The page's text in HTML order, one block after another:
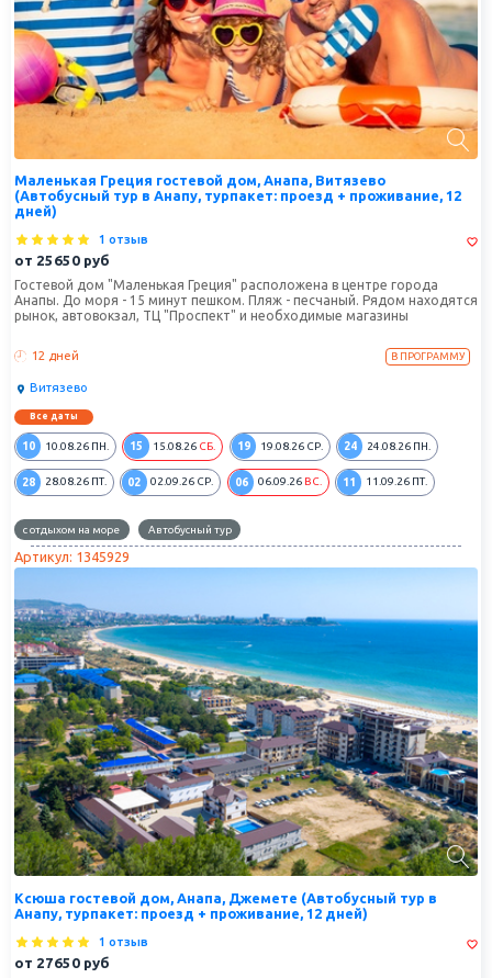
Маленькая Греция гостевой дом, Анапа, Витязево
(Автобусный тур в Анапу, турпакет: проезд + проживание, 12
дней)
1 отзыв
от 25650 руб
Гостевой дом "Маленькая Греция" расположена в центре города
Анапы. До моря - 15 минут пешком. Пляж - песчаный. Рядом находятся
рынок, автовокзал, ТЦ "Проспект" и необходимые магазины
12 дней В ПРОГРАММУ
Витязево
Все даты
10 10.08.26 ПН. 15 15.08.26 СБ. 19 19.08.26 СР. 24 24.08.26 ПН.
28 28.08.26 ПТ. 02 02.09.26 СР. 06 06.09.26 ВС. 11 11.09.26 ПТ.
с отдыхом на море Автобусный тур
Артикул: 1345929
Ксюша гостевой дом, Анапа, Джемете (Автобусный тур в
Анапу, турпакет: проезд + проживание, 12 дней)
1 отзыв
от 27650 руб